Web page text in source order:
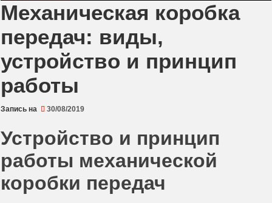
Механическая коробка
передач: виды,
устройство и принцип
работы
Запись на 30/08/2019
Устройство и принцип
работы механической
коробки передач